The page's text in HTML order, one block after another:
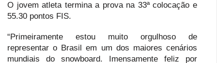
O jovem atleta termina a prova na 33ª colocação e
55.30 pontos FIS.
“Primeiramente estou muito orgulhoso de
representar o Brasil em um dos maiores cenários
mundiais do snowboard. Imensamente feliz por